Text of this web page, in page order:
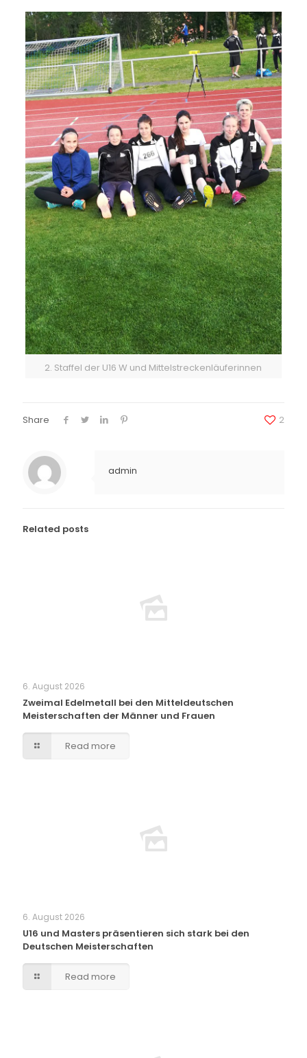
2. Staffel der U16 W und Mittelstreckenläuferinnen
Share 2
admin
Related posts
6. August 2026
Zweimal Edelmetall bei den Mitteldeutschen
Meisterschaften der Männer und Frauen
Read more
6. August 2026
U16 und Masters präsentieren sich stark bei den
Deutschen Meisterschaften
Read more